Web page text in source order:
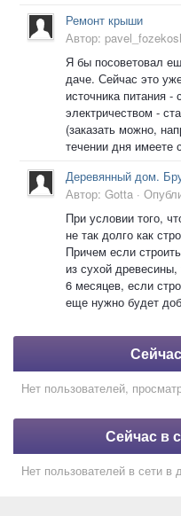
Ремонт крыши
Автор:
Я бы посоветовал
даче. Сейчас это
источника питания
электричеством -
(заказать можно,
течении дня имеете
Деревянный дом.
Автор: Gotta ·
При условии того,
не так долго как
Причем если
из сухой древесины,
6 месяцев, если
еще нужно будет
Нет пользователей,
Сейчас в
Нет пользователей в сети в